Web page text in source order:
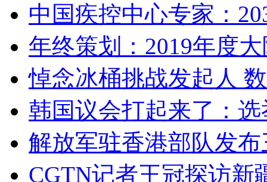
中国疾控中心专家：
年终策划：2019年度
悼念冰桶挑战发起人
韩国议会打起来了：
解放军驻香港部队发
CGTN记者王冠探访新